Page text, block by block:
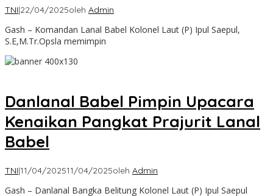
TNI|22/04/2025oleh Admin
Gash – Komandan Lanal Babel Kolonel Laut (P) Ipul Saepul,
S.E,M.Tr.Opsla memimpin
Danlanal Babel Pimpin Upacara
Kenaikan Pangkat Prajurit Lanal
Babel
TNI|11/04/202511/04/2025oleh Admin
Gash – Danlanal Bangka Belitung Kolonel Laut (P) Ipul Saepul